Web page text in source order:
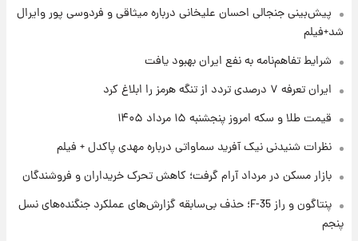
۱ روز پیش
۱ روز پیش
ارزش سهام عدالت برای امروز چهارشنبه ۱۴ مرداد
پیش‌بینی جنجالی احسان علیخانی درباره میثاقی و فردوسی پور وایرال
شد+فیلم
شرایط تفاهم‌نامه به نفع ایران بهبود یافت
ایران تعرفه ۷ درصدی تردد از تنگه هرمز را ابلاغ کرد
قیمت طلا و سکه امروز پنجشنبه ۱۵ مرداد ۱۴۰۵
نظرات شنیدنی نیک آفرید سماواتی درباره مهدی پاکدل + فیلم
بازار مسکن در مرداد آرام گرفت؛ کاهش تحرک خریداران و فروشندگان
پنتاگون و راز F-35؛ حذف بی‌سابقه گزارش‌های عملکرد جنگنده‌های نسل
پنجم